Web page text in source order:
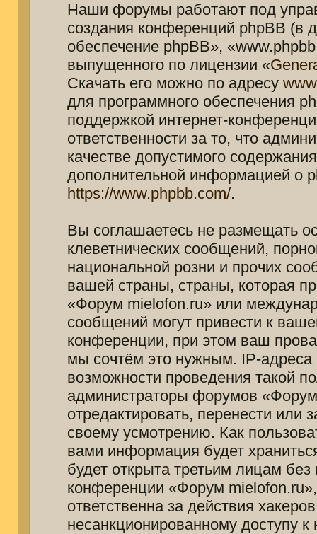
Наши форумы работают под
создания конференций phpBB (в
обеспечение phpBB»,
выпущенного по лицензии «
Скачать его можно по адресу
для программного обеспечения
поддержкой интернет-
ответственности за то, что
качестве допустимого
дополнительной информацией о
https://www.phpbb.com/.
Вы соглашаетесь не размещать
клеветнических сообщений,
национальной розни и прочих
вашей страны, страны, которая
«Форум mielofon.ru» или
сообщений могут привести к
конференции, при этом ваш
мы сочтём это нужным. IP-
возможности проведения такой
администраторы форумов
отредактировать, перенести
своему усмотрению. Как
вами информация будет
будет открыта третьим лицам
конференции «Форум
ответственна за действия
несанкционированному доступу к